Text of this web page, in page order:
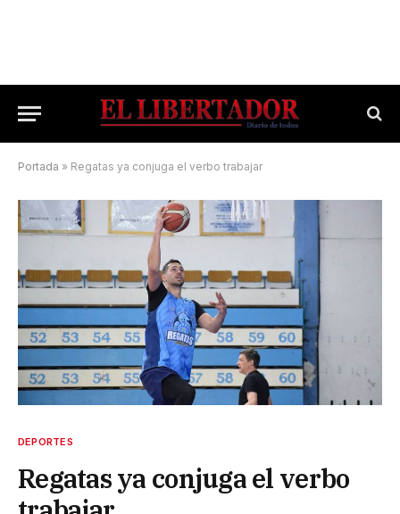
Portada » Regatas ya conjuga el verbo trabajar
DEPORTES
Regatas ya conjuga el verbo